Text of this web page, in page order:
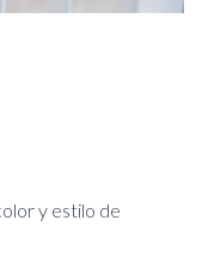
y estilo de